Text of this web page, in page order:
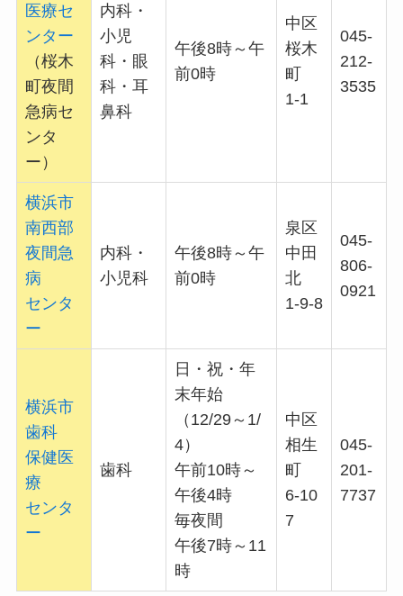
医療セ
ンター
（桜木
町夜間
急病セ
ンタ
ー）
内科・
小児
科・眼
科・耳
鼻科
午後8時～午
前0時
中区
桜木
町
1-1
045-
212-
3535
横浜市
南西部
夜間急
病
センタ
ー
内科・
小児科
午後8時～午
前0時
泉区
中田
北
1-9-8
045-
806-
0921
横浜市
歯科
保健医
療
センタ
ー
歯科
日・祝・年
末年始
（12/29～1/
4）
午前10時～
午後4時
毎夜間
午後7時～11
時
中区
相生
町
6-10
7
045-
201-
7737